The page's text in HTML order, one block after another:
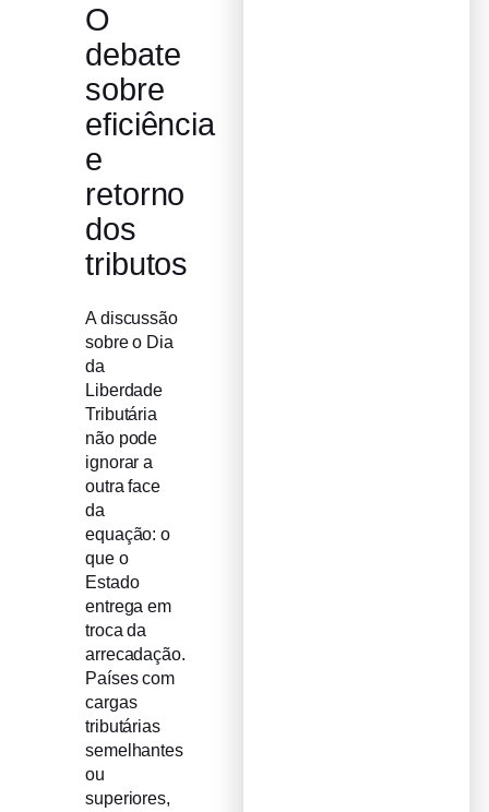
O
debate
sobre
eficiência
e
retorno
dos
tributos
A discussão
sobre o Dia
da
Liberdade
Tributária
não pode
ignorar a
outra face
da
equação: o
que o
Estado
entrega em
troca da
arrecadação.
Países com
cargas
tributárias
semelhantes
ou
superiores,